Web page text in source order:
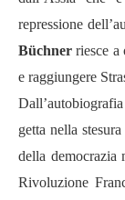
repressione
Büchnerriesce a
e raggiungere
getta nella
della democrazia
Rivoluzione